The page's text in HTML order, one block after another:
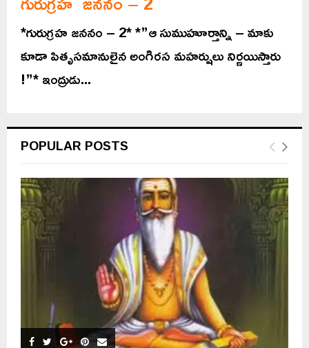
*గురుగ్రహ జననం – 2* *”ఆ సుముహూర్తాన్ని – మాకు
కూడా పితృసమానులైన అంగిరస మహర్షులు నిర్ణయిస్తారు
!”* ఇంద్రుడు...
POPULAR POSTS